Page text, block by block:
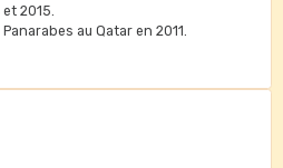
et 2015.
au Qatar en 2011.